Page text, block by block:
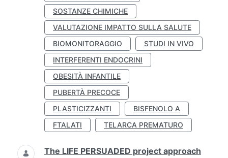
SOSTANZE CHIMICHE
VALUTAZIONE IMPATTO SULLA SALUTE
BIOMONITORAGGIO
STUDI IN VIVO
INTERFERENTI ENDOCRINI
OBESITÀ INFANTILE
PUBERTÀ PRECOCE
PLASTICIZZANTI
BISFENOLO A
FTALATI
TELARCA PREMATURO
The LIFE PERSUADED project approach